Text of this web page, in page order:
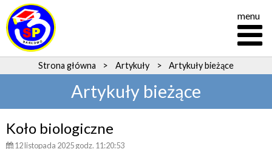
menu
Strona główna > Artykuły > Artykuły bieżące
Artykuły bieżące
Koło biologiczne
12 listopada 2025 godz. 11:20:53